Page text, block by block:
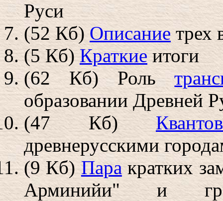
Руси
(52 Кб)Описаниетрех
(5 Кб)Краткиеитоги
(62 Кб) Роль
образовании Древней
(47 Кб)
древнерусскими
(9 Кб)Паракратких
Арминийи" и